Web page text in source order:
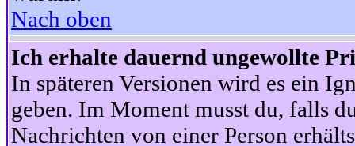
Nach oben
Ich erhalte dauernd ungewollte
In späteren Versionen wird es ein
geben. Im Moment musst du, falls
Nachrichten von einer Person